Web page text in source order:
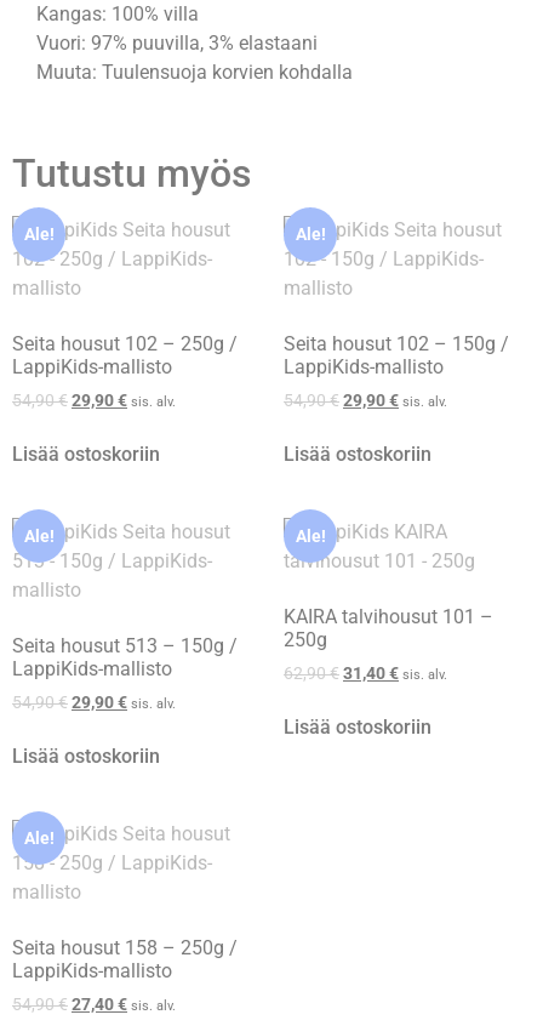
Kangas: 100% villa
Vuori: 97% puuvilla, 3% elastaani
Muuta: Tuulensuoja korvien kohdalla
Tutustu myös
Ale!
Seita housut 102 – 250g /
LappiKids-mallisto
54,90€29,90€ sis. alv.
Lisää ostoskoriin
Ale!
Seita housut 102 – 150g /
LappiKids-mallisto
54,90€29,90€ sis. alv.
Lisää ostoskoriin
Ale!
Seita housut 513 – 150g /
LappiKids-mallisto
54,90€29,90€ sis. alv.
Lisää ostoskoriin
Ale!
KAIRA talvihousut 101 –
250g
62,90€31,40€ sis. alv.
Lisää ostoskoriin
Ale!
Seita housut 158 – 250g /
LappiKids-mallisto
54,90€27,40€ sis. alv.